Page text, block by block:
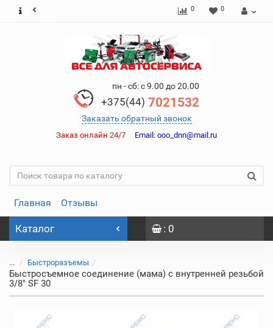
0 0
пн - сб: с 9.00 до 20.00
+375(44) 7021532
Заказать обратный звонок
Заказ онлайн 24/7 Email: ooo_dnn@mail.ru
Главная Отзывы
Каталог : 0
... Быстроразъемы
Быстросъемное соединение (мама) с внутренней резьбой
3/8" SF 30